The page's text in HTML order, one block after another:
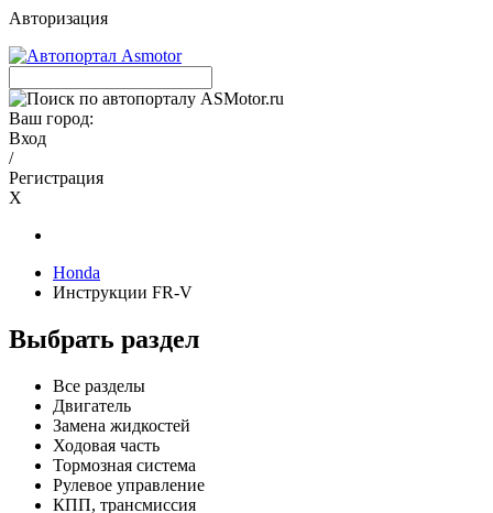
Авторизация
Ваш город:
Вход
/
Регистрация
X
Honda
Инструкции FR-V
Выбрать раздел
Все разделы
Двигатель
Замена жидкостей
Ходовая часть
Тормозная система
Рулевое управление
КПП, трансмиссия